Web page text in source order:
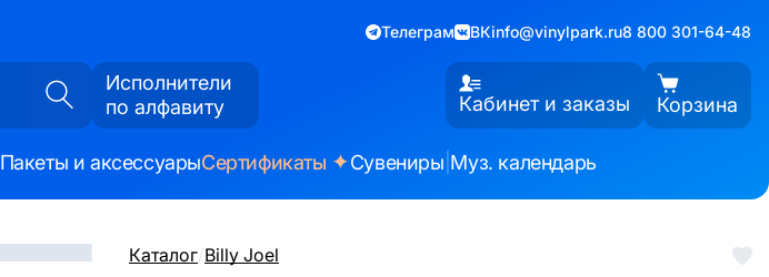
Телеграм ВКinfo@vinylpark.ru8 800 301-64-48
Исполнители
по алфавиту
Кабинет и заказы Корзина
Пакеты и аксессуарыСертификаты ✦Сувениры Муз. календарь
Каталог/Billy Joel